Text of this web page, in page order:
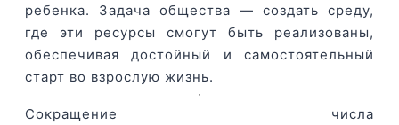
ребенка. Задача общества — создать среду,
где эти ресурсы смогут быть реализованы,
обеспечивая достойный и самостоятельный
старт во взрослую жизнь.
Сокращение числа